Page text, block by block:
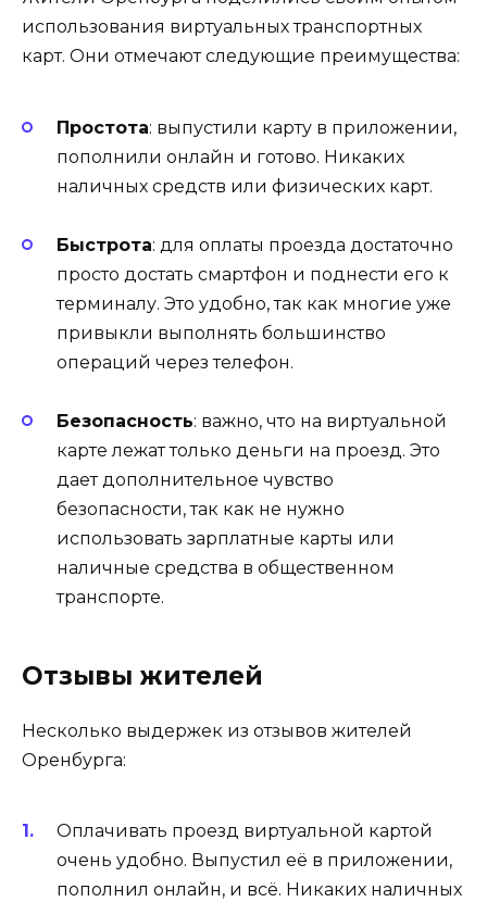
использования виртуальных транспортных
карт. Они отмечают следующие преимущества:
Простота: выпустили карту в приложении,
пополнили онлайн и готово. Никаких
наличных средств или физических карт.
Быстрота: для оплаты проезда достаточно
просто достать смартфон и поднести его к
терминалу. Это удобно, так как многие уже
привыкли выполнять большинство
операций через телефон.
Безопасность: важно, что на виртуальной
карте лежат только деньги на проезд. Это
дает дополнительное чувство
безопасности, так как не нужно
использовать зарплатные карты или
наличные средства в общественном
транспорте.
Отзывы жителей
Несколько выдержек из отзывов жителей
Оренбурга:
Оплачивать проезд виртуальной картой
очень удобно. Выпустил её в приложении,
пополнил онлайн, и всё. Никаких наличных